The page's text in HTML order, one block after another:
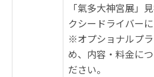
「氣多大神宮展」
クシードライバー
※オプショナルプ
め、内容・料金に
ださい。